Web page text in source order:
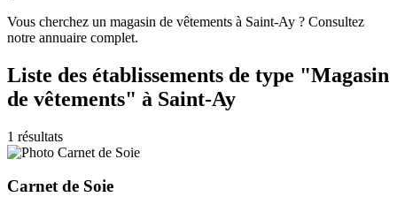
Vous cherchez un magasin de vêtements à Saint-Ay ? Consultez
notre annuaire complet.
Liste des établissements de type "Magasin
de vêtements" à Saint-Ay
1 résultats
Carnet de Soie